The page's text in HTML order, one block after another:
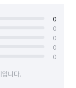
0
0
0
0
0
니다.